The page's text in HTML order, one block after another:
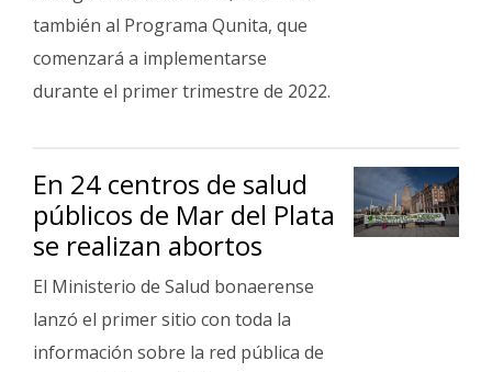
también al Programa Qunita, que
comenzará a implementarse
durante el primer trimestre de 2022.
En 24 centros de salud
públicos de Mar del Plata
se realizan abortos
El Ministerio de Salud bonaerense
lanzó el primer sitio con toda la
información sobre la red pública de